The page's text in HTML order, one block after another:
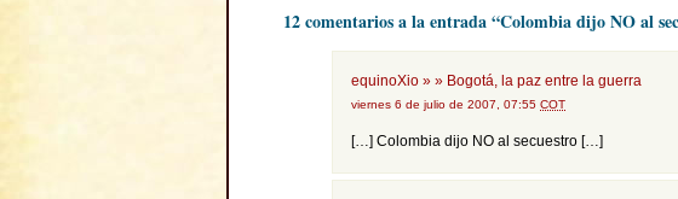
12 comentarios a la entrada “Colombia dijo NO al
equinoXio » » Bogotá, la paz entre la guerra
viernes 6 de julio de 2007, 07:55 COT
[…] Colombia dijo NO al secuestro […]